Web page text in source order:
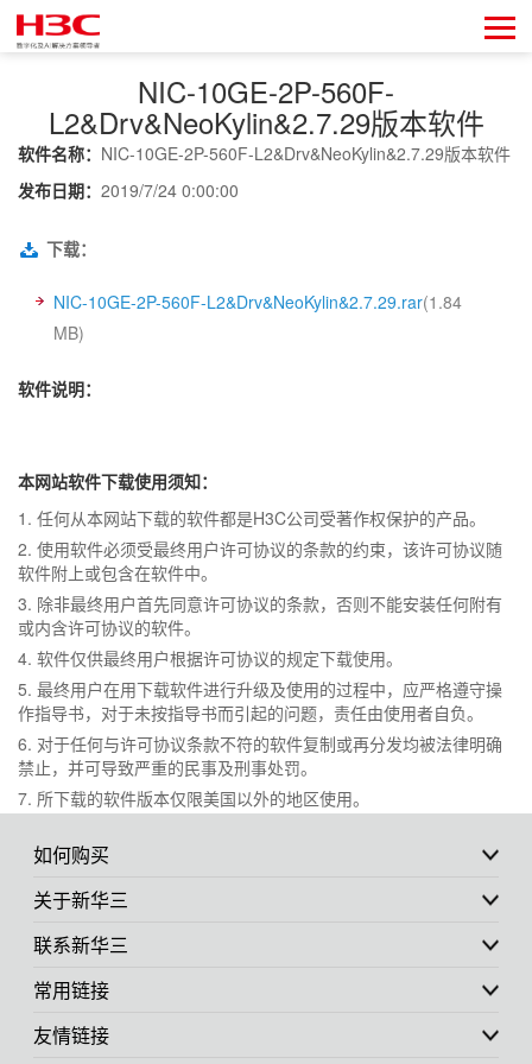
NIC-10GE-2P-560F-
L2&Drv&NeoKylin&2.7.29版本软件
软件名称： NIC-10GE-2P-560F-L2&Drv&NeoKylin&2.7.29版本软件
发布日期： 2019/7/24 0:00:00
下载：
NIC-10GE-2P-560F-L2&Drv&NeoKylin&2.7.29.rar(1.84
MB)
软件说明：
本网站软件下载使用须知：
1. 任何从本网站下载的软件都是H3C公司受著作权保护的产品。
2. 使用软件必须受最终用户许可协议的条款的约束，该许可协议随
软件附上或包含在软件中。
3. 除非最终用户首先同意许可协议的条款，否则不能安装任何附有
或内含许可协议的软件。
4. 软件仅供最终用户根据许可协议的规定下载使用。
5. 最终用户在用下载软件进行升级及使用的过程中，应严格遵守操
作指导书，对于未按指导书而引起的问题，责任由使用者自负。
6. 对于任何与许可协议条款不符的软件复制或再分发均被法律明确
禁止，并可导致严重的民事及刑事处罚。
7. 所下载的软件版本仅限美国以外的地区使用。
如何购买
关于新华三
联系新华三
常用链接
友情链接